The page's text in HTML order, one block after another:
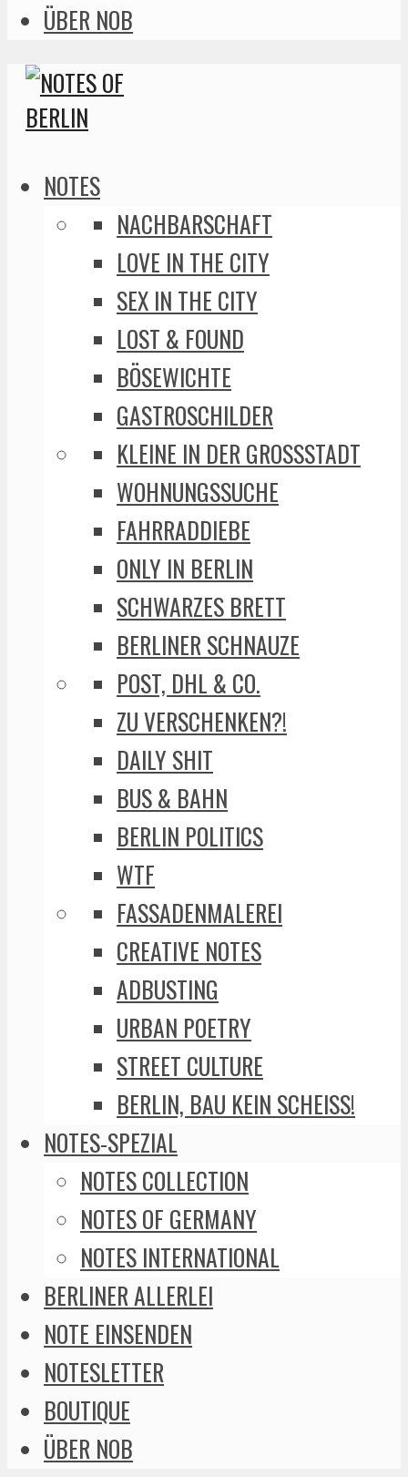
ÜBER NOB
NOTES
NACHBARSCHAFT
LOVE IN THE CITY
SEX IN THE CITY
LOST & FOUND
BÖSEWICHTE
GASTROSCHILDER
KLEINE IN DER GROSSSTADT
WOHNUNGSSUCHE
FAHRRADDIEBE
ONLY IN BERLIN
SCHWARZES BRETT
BERLINER SCHNAUZE
POST, DHL & CO.
ZU VERSCHENKEN?!
DAILY SHIT
BUS & BAHN
BERLIN POLITICS
WTF
FASSADENMALEREI
CREATIVE NOTES
ADBUSTING
URBAN POETRY
STREET CULTURE
BERLIN, BAU KEIN SCHEISS!
NOTES-SPEZIAL
NOTES COLLECTION
NOTES OF GERMANY
NOTES INTERNATIONAL
BERLINER ALLERLEI
NOTE EINSENDEN
NOTESLETTER
BOUTIQUE
ÜBER NOB